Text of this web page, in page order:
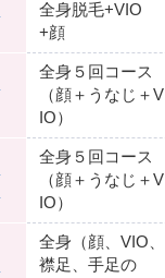
全身脱毛+VIO
+顔
全身５回コース
（顔＋うなじ＋V
IO）
全身５回コース
（顔＋うなじ＋V
IO）
全身（顔、VIO、
襟足、手足の